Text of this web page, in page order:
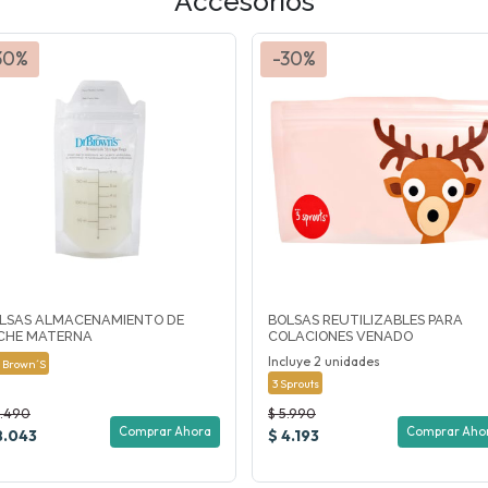
ALMACENAMIENTO DE
MATERNA
Brown´s
Comprar Ahora
-30%
BOLSAS REUTILIZABLES PARA
COLACIONES VENADO
Incluye 2 unidades
3 Sprouts
$ 5.990
$ 4.193 Comprar